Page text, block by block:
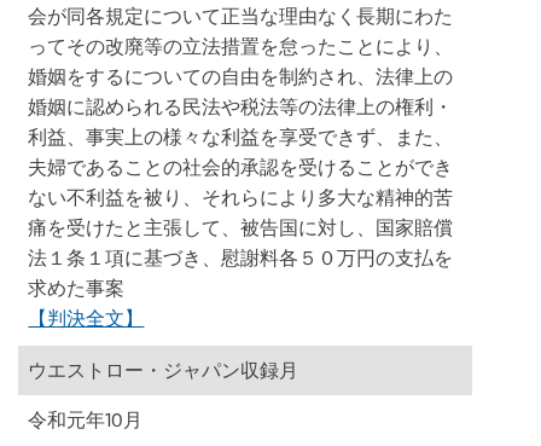
会が同各規定について正当な理由なく長期にわた
ってその改廃等の立法措置を怠ったことにより、
婚姻をするについての自由を制約され、法律上の
婚姻に認められる民法や税法等の法律上の権利・
利益、事実上の様々な利益を享受できず、また、
夫婦であることの社会的承認を受けることができ
ない不利益を被り、それらにより多大な精神的苦
痛を受けたと主張して、被告国に対し、国家賠償
法１条１項に基づき、慰謝料各５０万円の支払を
求めた事案
【判決全文】
ウエストロー・ジャパン収録月
令和元年10月